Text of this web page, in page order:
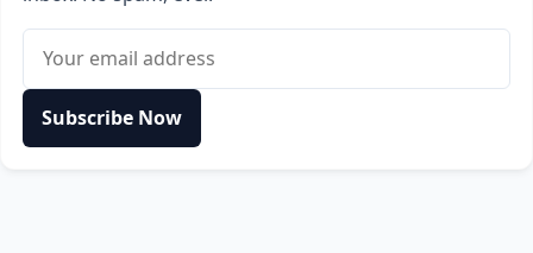
Email address
Subscribe Now